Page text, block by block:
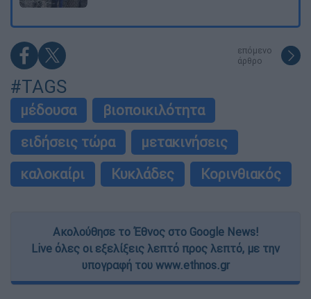
επόμενο
άρθρο
#TAGS
μέδουσα
βιοποικιλότητα
ειδήσεις τώρα
μετακινήσεις
καλοκαίρι
Κυκλάδες Κορινθιακός
Ακολούθησε το Έθνος στο Google News!
Live όλες οι εξελίξεις λεπτό προς λεπτό, με την
υπογραφή του www.ethnos.gr